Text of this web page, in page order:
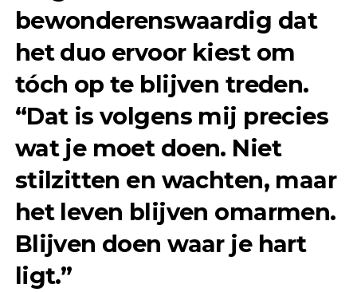
bewonderenswaardig dat
het duo ervoor kiest om
tóch op te blijven treden.
“Dat is volgens mij precies
wat je moet doen. Niet
stilzitten en wachten, maar
het leven blijven omarmen.
Blijven doen waar je hart
ligt.”